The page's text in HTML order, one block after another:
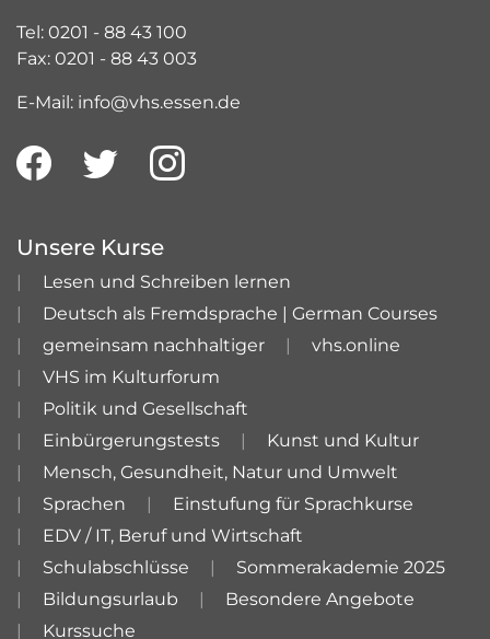
Tel: 0201 - 88 43 100
Fax: 0201 - 88 43 003
E-Mail: info@vhs.essen.de
Unsere Kurse
Lesen und Schreiben lernen
Deutsch als Fremdsprache | German Courses
gemeinsam nachhaltiger
vhs.online
VHS im Kulturforum
Politik und Gesellschaft
Einbürgerungstests
Kunst und Kultur
Mensch, Gesundheit, Natur und Umwelt
Sprachen
Einstufung für Sprachkurse
EDV / IT, Beruf und Wirtschaft
Schulabschlüsse
Sommerakademie 2025
Bildungsurlaub
Besondere Angebote
Kurssuche